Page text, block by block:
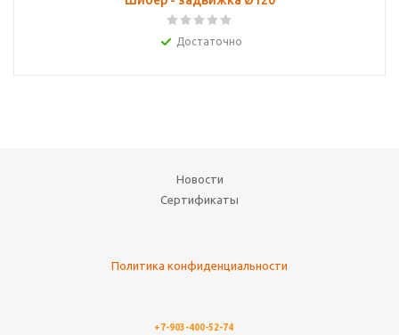
Достаточно
Новости
Сертификаты
Политика конфиденциальности
+7-903-400-52-74